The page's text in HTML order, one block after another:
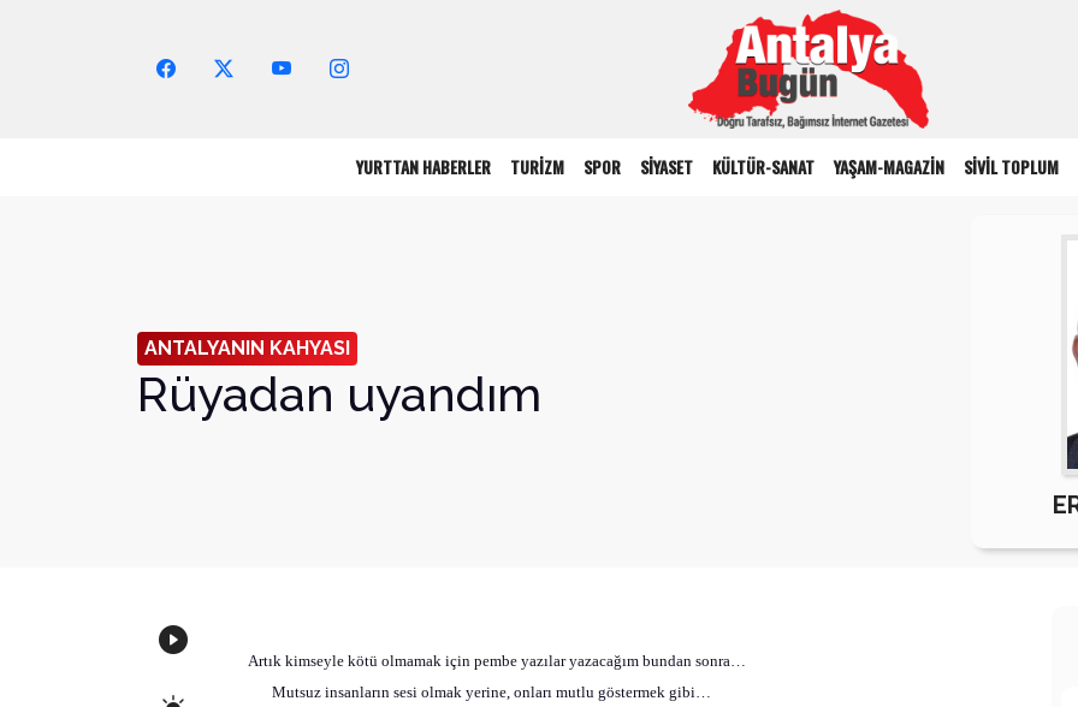
YURTTAN HABERLER TURİZM SPOR SİYASET KÜLTÜR-SANAT YAŞAM-MAGAZİN SİVİL TOPLUM
ANTALYANIN KAHYASI
Rüyadan uyandım
Artık kimseyle kötü olmamak için pembe yazılar yazacağım bundan sonra…
Mutsuz insanların sesi olmak yerine, onları mutlu göstermek gibi…
Arama Yap!